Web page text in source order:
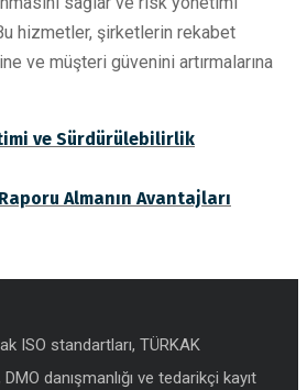
hizmetler, şirketlerin rekabet
ve müşteri güvenini artırmalarına
ve Sürdürülebilirlik
Almanın Avantajları
ISO standartları, TÜRKAK
danışmanlığı ve tedarikçi kayıt